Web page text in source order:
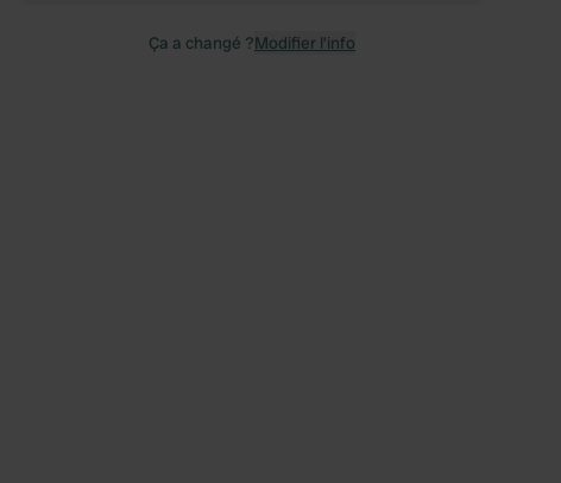
Ça a changé ?Modifier l’info